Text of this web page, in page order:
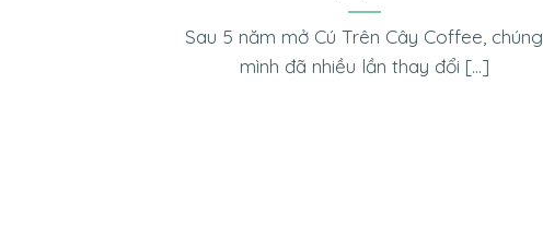
Sau 5 năm mở Cú Trên Cây Coffee, chúng
mình đã nhiều lần thay đổi [...]